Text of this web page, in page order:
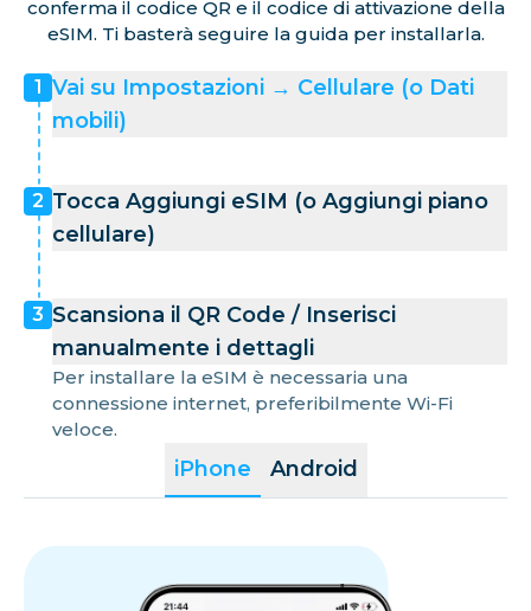
conferma il codice QR e il codice di attivazione della
eSIM. Ti basterà seguire la guida per installarla.
iPhone Android
1 Vai su Impostazioni → Cellulare (o Dati
mobili)
2 Tocca Aggiungi eSIM (o Aggiungi piano
cellulare)
3 Scansiona il QR Code / Inserisci
manualmente i dettagli
Per installare la eSIM è necessaria una
connessione internet, preferibilmente Wi-Fi
veloce.